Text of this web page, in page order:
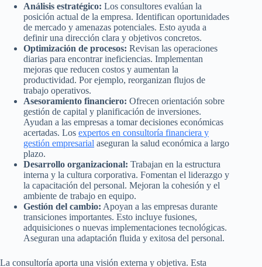
Análisis estratégico: Los consultores evalúan la
posición actual de la empresa. Identifican oportunidades
de mercado y amenazas potenciales. Esto ayuda a
definir una dirección clara y objetivos concretos.
Optimización de procesos: Revisan las operaciones
diarias para encontrar ineficiencias. Implementan
mejoras que reducen costos y aumentan la
productividad. Por ejemplo, reorganizan flujos de
trabajo operativos.
Asesoramiento financiero: Ofrecen orientación sobre
gestión de capital y planificación de inversiones.
Ayudan a las empresas a tomar decisiones económicas
acertadas. Los expertos en consultoría financiera y
gestión empresarial aseguran la salud económica a largo
plazo.
Desarrollo organizacional: Trabajan en la estructura
interna y la cultura corporativa. Fomentan el liderazgo y
la capacitación del personal. Mejoran la cohesión y el
ambiente de trabajo en equipo.
Gestión del cambio: Apoyan a las empresas durante
transiciones importantes. Esto incluye fusiones,
adquisiciones o nuevas implementaciones tecnológicas.
Aseguran una adaptación fluida y exitosa del personal.
La consultoría aporta una visión externa y objetiva. Esta